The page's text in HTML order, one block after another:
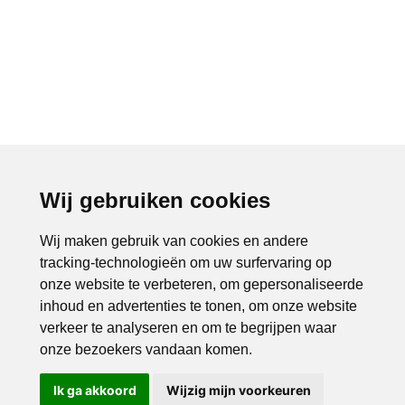
Wij gebruiken cookies
Wij maken gebruik van cookies en andere
tracking-technologieën om uw surfervaring op
onze website te verbeteren, om gepersonaliseerde
inhoud en advertenties te tonen, om onze website
verkeer te analyseren en om te begrijpen waar
onze bezoekers vandaan komen.
Ik ga akkoord Wijzig mijn voorkeuren